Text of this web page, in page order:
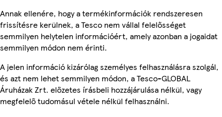
Annak ellenére, hogy a termékinformációk rendszeresen
frissítésre kerülnek, a Tesco nem vállal felelősséget
semmilyen helytelen információért, amely azonban a jogaidat
semmilyen módon nem érinti.
A jelen információ kizárólag személyes felhasználásra szolgál,
és azt nem lehet semmilyen módon, a Tesco-GLOBAL
Áruházak Zrt. előzetes írásbeli hozzájárulása nélkül, vagy
megfelelő tudomásul vétele nélkül felhasználni.